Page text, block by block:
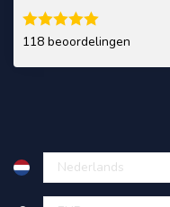
118 beoordelingen